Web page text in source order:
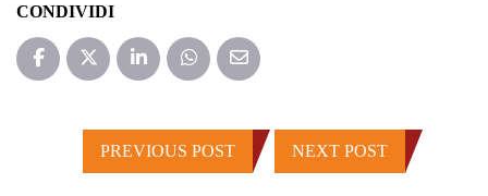
CONDIVIDI
PREVIOUS POST NEXT POST